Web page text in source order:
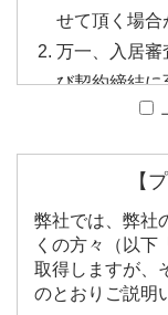
せて頂く場合
万一、入居審
び契約締結に
内容や理由
申込をお断
申込人及び入
な団体（暴力
員や関係者で
【
弊社では、弊社
くの方々（以下
取得しますが、
のとおりご説明